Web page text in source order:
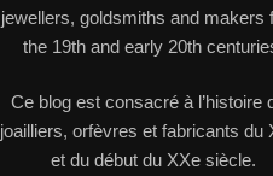
jewellers, goldsmiths and makers
the 19th and early 20th
Ce blog est consacré à l’histoire
joailliers, orfèvres et fabricants du
et du début du XXe siècle.